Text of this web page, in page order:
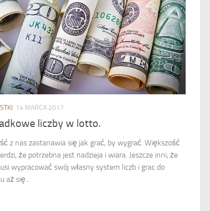
14 MARCA 2017
liczby w lotto.
z nas zastanawia się jak grać, by wygrać. Większość
że potrzebna jest nadzieja i wiara. Jeszcze inni, że
wypracować swój własny system liczb i grac do
aż się...